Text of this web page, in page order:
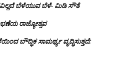
ಬೆಳೆಯುವ ಬೆಳೆ- ಮಿಡಿ ಸೌತೆ
ರಾಜ್ಯೋತ್ಸವ
ಬೌದ್ಧಿಕ ಸಾಮರ್ಥ್ಯ ವೃದ್ಧಿಸುತ್ತದೆ;